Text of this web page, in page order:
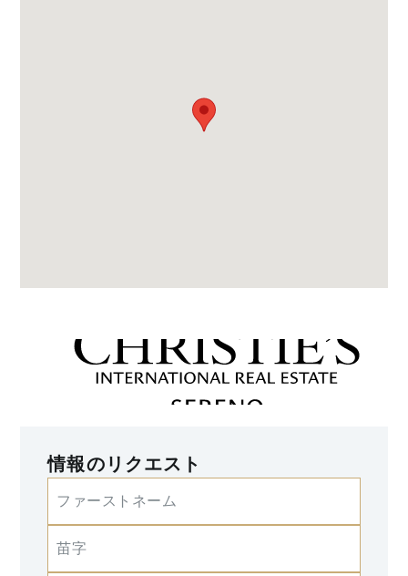
情報のリクエスト
ファーストネーム
苗字